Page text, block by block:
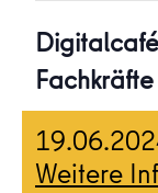
Fachkräfte
Weitere